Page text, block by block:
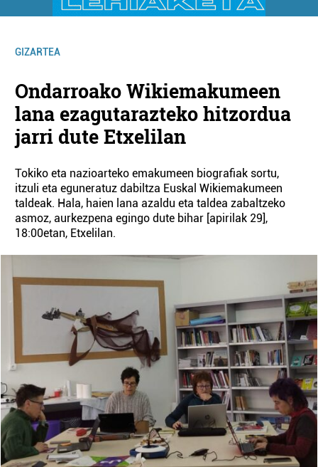
GIZARTEA
Ondarroako Wikiemakumeen
lana ezagutarazteko hitzordua
jarri dute Etxelilan
Tokiko eta nazioarteko emakumeen biografiak sortu,
itzuli eta eguneratuz dabiltza Euskal Wikiemakumeen
taldeak. Hala, haien lana azaldu eta taldea zabaltzeko
asmoz, aurkezpena egingo dute bihar [apirilak 29],
18:00etan, Etxelilan.